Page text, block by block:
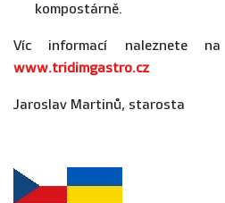
kompostárně.
Víc informací naleznete na
www.tridimgastro.cz
Jaroslav Martinů, starosta